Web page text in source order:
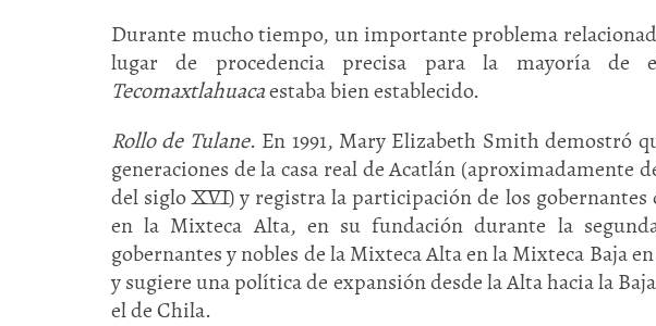
Durante mucho tiempo, un importante problema
lugar de procedencia precisa para la mayoría
Tecomaxtlahuacaestaba bien establecido.
Rollo de Tulane. En 1991, Mary Elizabeth Smith demostró
generaciones de la casa real de Acatlán
del siglo XVI) y registra la participación de los gobernantes
en la Mixteca Alta, en su fundación durante la
gobernantes y nobles de la Mixteca Alta en la Mixteca Baja
y sugiere una política de expansión desde la Alta hacia la
el de Chila.